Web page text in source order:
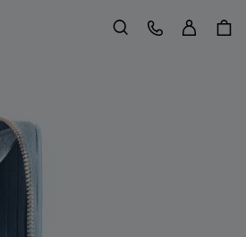
Buscar
Atendimento ao Cliente